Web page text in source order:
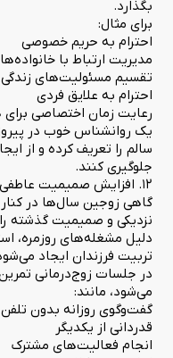
بگذارد.
برای مثال:
احترام به حریم خصوصی
مدیریت ارتباط با خانواده‌ها
تقسیم مسئولیت‌های زندگی
احترام به علایق فردی
رعایت زمان اختصاصی
یک روانشناس خوب در
سالم را تعریف کرده و از
جلوگیری کنند.
۱۲. افزایش صمیمیت عاطفی
گاهی زوجین سال‌ها در
نزدیکی و صمیمیت گذشته
دلیل مشغله‌های روزمره،
تربیت فرزندان ایجاد
در جلسات زوج‌درمانی
می‌شود، مانند:
گفت‌وگوی روزانه بدون
قدردانی از یکدیگر
انجام فعالیت‌های مشترک